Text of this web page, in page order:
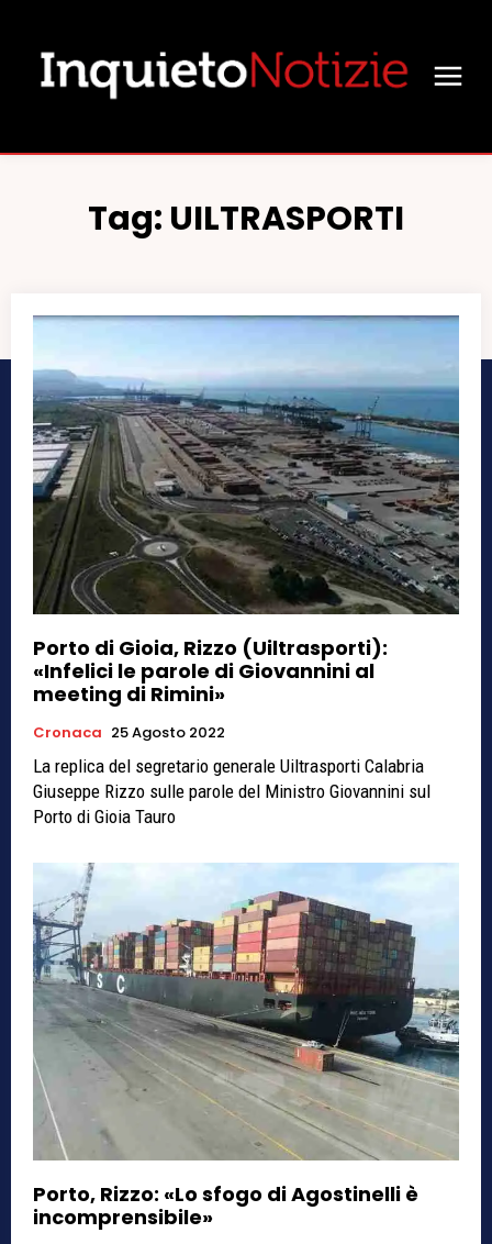
Tag: UILTRASPORTI
Porto di Gioia, Rizzo (Uiltrasporti):
«Infelici le parole di Giovannini al
meeting di Rimini»
Cronaca 25 Agosto 2022
La replica del segretario generale Uiltrasporti Calabria
Giuseppe Rizzo sulle parole del Ministro Giovannini sul
Porto di Gioia Tauro
Porto, Rizzo: «Lo sfogo di Agostinelli è
incomprensibile»